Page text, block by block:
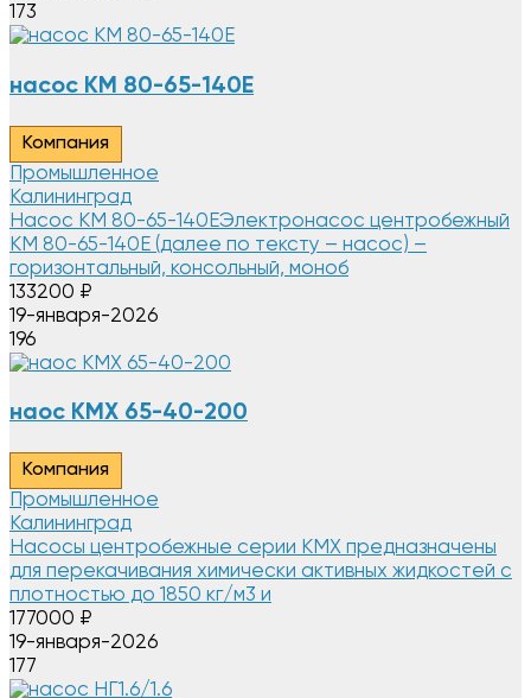
173
насос КМ 80-65-140Е
Компания
Промышленное
Калининград
Насос КМ 80-65-140EЭлектронасос центробежный
КМ 80-65-140Е (далее по тексту – насос) –
горизонтальный, консольный, моноб
133200 ₽
19-января-2026
196
наос КМХ 65-40-200
Компания
Промышленное
Калининград
Насосы центробежные серии КМХ предназначены
для перекачивания химически активных жидкостей с
плотностью до 1850 кг/м3 и
177000 ₽
19-января-2026
177